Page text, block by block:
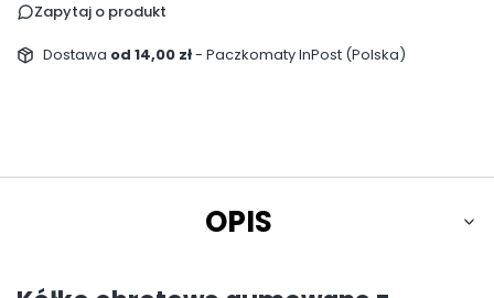
Zapytaj o produkt
Dostawa od 14,00 zł- Paczkomaty InPost (Polska)
OPIS